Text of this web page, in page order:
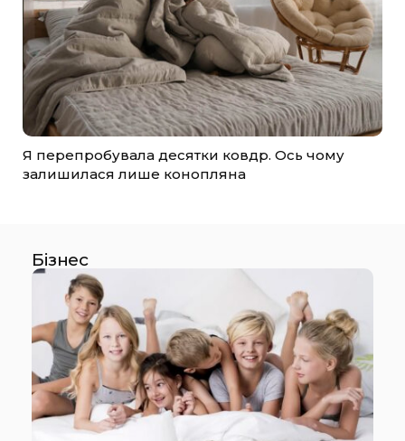
Я перепробувала десятки ковдр. Ось чому
залишилася лише конопляна
Бізнес